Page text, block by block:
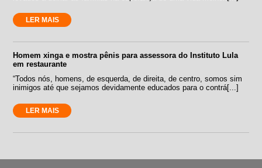
LER MAIS
Homem xinga e mostra pênis para assessora do Instituto Lula
em restaurante
“Todos nós, homens, de esquerda, de direita, de centro, somos sim
inimigos até que sejamos devidamente educados para o contrá[...]
LER MAIS